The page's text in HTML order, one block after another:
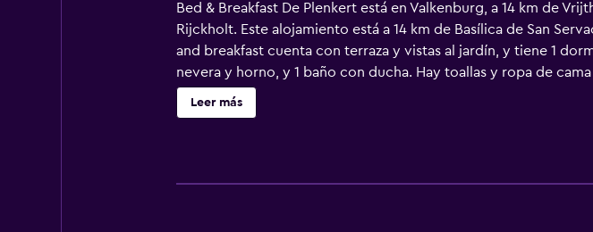
Bed & Breakfast De Plenkert está en Valkenburg, a 14 km de
Rijckholt. Este alojamiento está a 14 km de Basílica de San
and breakfast cuenta con terraza y vistas al jardín, y tiene 1
nevera y horno, y 1 baño con ducha. Hay toallas y ropa de
desayuno continental. Eurogress Aachen está a 27 km del
(Aeropuerto de Maastricht Aachen) está a 11 km.
Leer más